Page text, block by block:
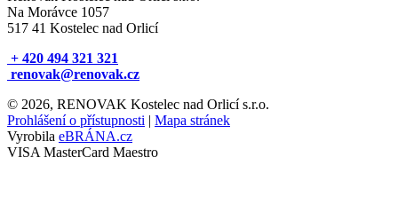
Na Morávce 1057
517 41 Kostelec nad Orlicí
+ 420 494 321 321
renovak@renovak.cz
© 2026, RENOVAK Kostelec nad Orlicí s.r.o.
Prohlášení o přístupnosti | Mapa stránek
Vyrobila eBRÁNA.cz
VISA MasterCard Maestro